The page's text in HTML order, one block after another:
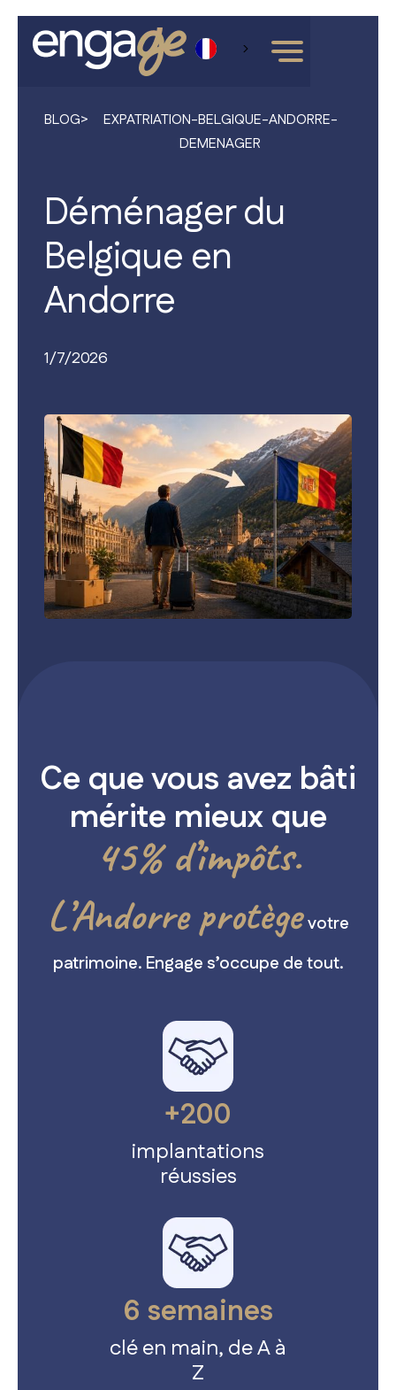
BLOG>
EXPATRIATION-BELGIQUE-ANDORRE-
DEMENAGER
Déménager du
Belgique en
Andorre
1/7/2026
Ce que vous avez bâti
mérite mieux que
45% d’impôts.
L’Andorre protègevotre
patrimoine. Engage s’occupe de tout.
+200
implantations
réussies
6 semaines
clé en main, de A à
Z